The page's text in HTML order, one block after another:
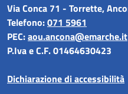
Via Conca 71 - Torrette,
Telefono:071 5961
PEC:aou.ancona@emarche.it
P.Iva e C.F. 01464630423
Dichiarazione di accessibilità